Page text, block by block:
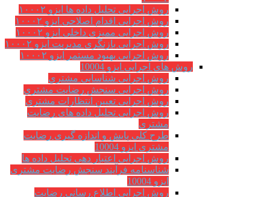
روش اجرایی تحلیل داده ها ایزو ۱۰۰۰۲
روش اجرایی اقدام اصلاحی ایزو ۱۰۰۰۲
روش اجرایی ممیزی داخلی ایزو ۱۰۰۰۲
روش اجرایی بازنگری مدیریت ایزو ۱۰۰۰۲
روش اجرایی بهبود مستمر ایزو ۱۰۰۰۲
روش های اجرایی ایزو 10004
روش اجرایی شناسایی مشتري
روش اجرایی سنجش رضایت مشتري
روش اجرایی تعیین انتظارات مشتري
روش اجرایی تحلیل داده های رضایت
مشتری
طرح کلی پایش و اندازه گیری رضایت
مشتری ایزو 10004
روش اجرایی اعتبار دهی تحلیل داده ها
شناسنامه فرآیند سنجش رضایت مشتری
ایزو 10004
روش اجرایی اطلاع رسانی رضایت